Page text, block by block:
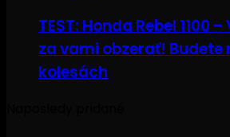
TEST: Honda Rebel 1100
za vami obzerať! Budete
kolesách